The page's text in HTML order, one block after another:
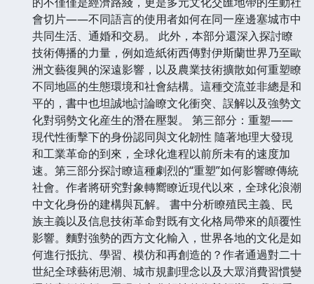
會切片——不同語言的使用者如何在同一座邊塞城市中
共同生活、通婚和交易。 此外，本部分還深入探討瞭
技術傳播的力量，例如造紙術西傳對伊斯蘭世界乃至歐
洲文藝復興的深遠影響，以及農業技術擴散如何重塑瞭
不同地區的生態環境和社會結構。這種交流並非總是和
平的，書中也坦誠地討論瞭文化衝突、誤解以及強勢文
化對弱勢文化産生的潛在壓製。 第三部分：重塑——
現代性衝擊下的身份認同與文化韌性 隨著地理大發現
和工業革命的到來，全球化進程以前所未有的速度加
速。第三部分探討瞭這種劇烈的“重塑”如何影響瞭傳統
社會。作者將研究對象轉嚮瞭近現代以來，全球化浪潮
中文化身份的建構與瓦解。 書中分析瞭殖民主義、民
族主義以及信息技術革命對既有文化格局帶來的顛覆性
影響。麵對強勢的西方文化輸入，世界各地的文化是如
何進行抵抗、學習、模仿和再創造的？作者通過對二十
世紀全球藝術思潮、城市規劃理念以及大眾消費習慣變